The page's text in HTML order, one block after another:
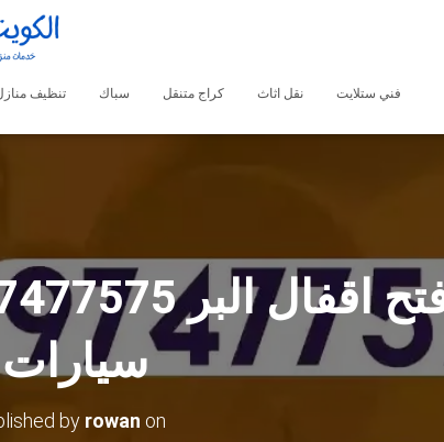
فني ستلايت نقل اثاث كراج متنقل سباك تنظيف
by rowan on